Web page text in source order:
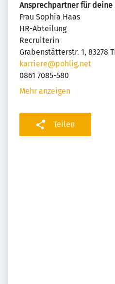
Ansprechpartner für deine
Frau Sophia Haas
HR-Abteilung
Recruiterin
Grabenstätterstr. 1, 83278
karriere@pohlig.net
0861 7085-580
Mehr anzeigen
Teilen